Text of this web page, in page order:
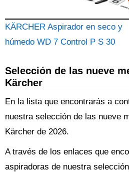
KÄRCHER Aspirador en seco y
húmedo WD 7 Control P S 30
Selección de las nueve
Kärcher
En la lista que encontrarás a
nuestra selección de las nueve
Kärcher de 2026.
A través de los enlaces que
aspiradoras de nuestra